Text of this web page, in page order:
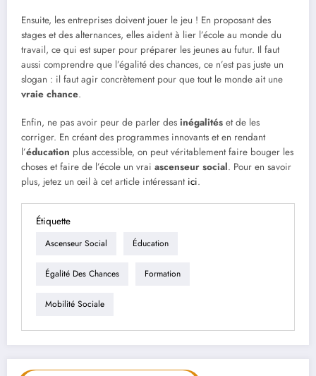
Ensuite, les entreprises doivent jouer le jeu ! En proposant des
stages et des alternances, elles aident à lier l’école au monde du
travail, ce qui est super pour préparer les jeunes au futur. Il faut
aussi comprendre que l’égalité des chances, ce n’est pas juste un
slogan : il faut agir concrètement pour que tout le monde ait une
vraie chance.
Enfin, ne pas avoir peur de parler des inégalités et de les
corriger. En créant des programmes innovants et en rendant
l’éducation plus accessible, on peut véritablement faire bouger les
choses et faire de l’école un vrai ascenseur social. Pour en savoir
plus, jetez un œil à cet article intéressant ici.
Étiquette
Ascenseur Social Éducation
Égalité Des Chances Formation
Mobilité Sociale